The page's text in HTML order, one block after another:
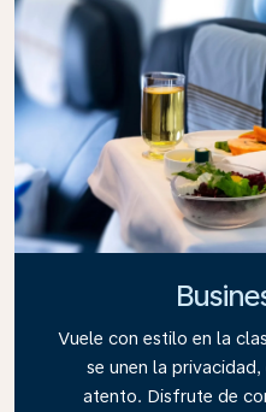
Vuele con estilo en la
se unen la
atento. Disfrute de